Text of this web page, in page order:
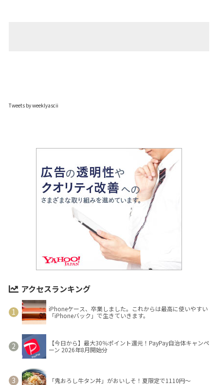
Tweets by weeklyascii
アクセスランキング
iPhoneケース、卒業しました。これからは最高に使いやすい
「iPhoneバック」で生きていきます。
【今日から】最大30％ポイント還元！PayPay自治体キャンペ
ーン 2026年8月開始分
「鬼おろし牛タン丼」がおいしそ！夏限定で1110円～